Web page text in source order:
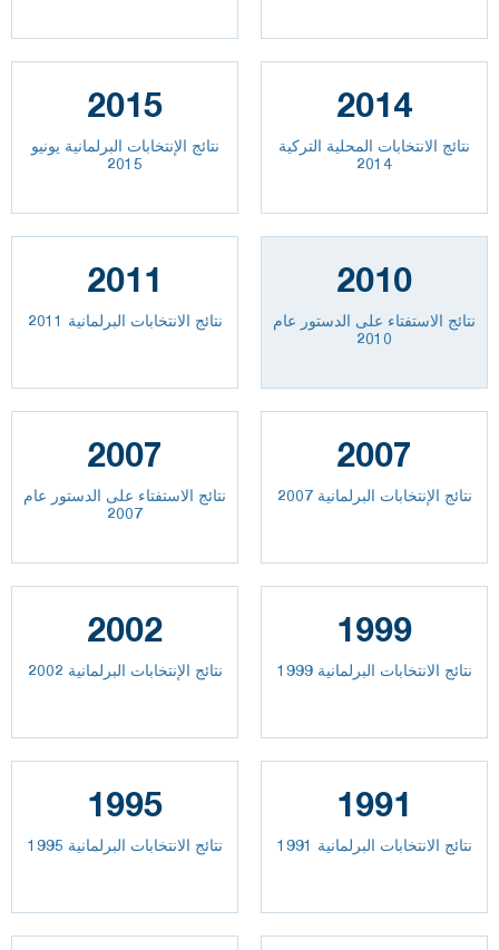
2015
نتائج الإنتخابات البرلمانية يونيو
2015
2014
نتائج الانتخابات المحلية التركية
2014
2011
نتائج الانتخابات البرلمانية 2011
2010
نتائج الاستفتاء على الدستور عام
2010
2007
نتائج الاستفتاء على الدستور عام
2007
2007
نتائج الإنتخابات البرلمانية 2007
2002
نتائج الإنتخابات البرلمانية 2002
1999
نتائج الانتخابات البرلمانية 1999
1995
نتائج الانتخابات البرلمانية 1995
1991
نتائج الانتخابات البرلمانية 1991